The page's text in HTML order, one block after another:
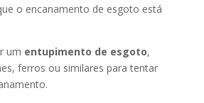
o encanamento de esgoto está
um entupimento de esgoto,
ferros ou similares para tentar